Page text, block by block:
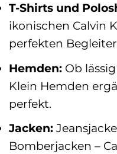
T-Shirts und
ikonischen Calvin
perfekten
Hemden: Ob
Klein Hemden
perfekt.
Jacken:
Bomberjacken –